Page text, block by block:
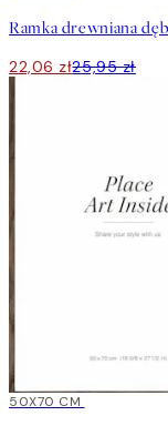
Ramka drewniana
22,06 zł25,95 zł
15%*
50X70 CM